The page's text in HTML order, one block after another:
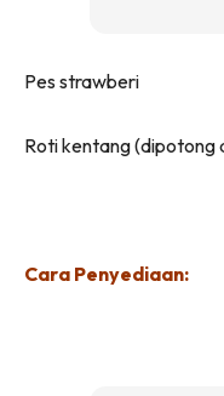
Pes strawberi
Roti kentang (dipotong
Cara Penyediaan: